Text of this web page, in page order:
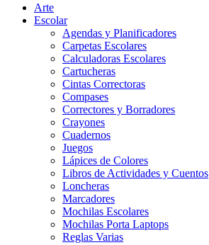
Arte
Escolar
Agendas y Planificadores
Carpetas Escolares
Calculadoras Escolares
Cartucheras
Cintas Correctoras
Compases
Correctores y Borradores
Crayones
Cuadernos
Juegos
Lápices de Colores
Libros de Actividades y Cuentos
Loncheras
Marcadores
Mochilas Escolares
Mochilas Porta Laptops
Reglas Varias